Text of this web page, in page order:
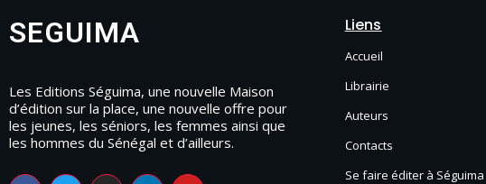
SEGUIMA
Les Editions Séguima, une nouvelle Maison
d’édition sur la place, une nouvelle offre pour
les jeunes, les séniors, les femmes ainsi que
les hommes du Sénégal et d’ailleurs.
Liens
Accueil
Librairie
Auteurs
Contacts
Se faire éditer à Séguima